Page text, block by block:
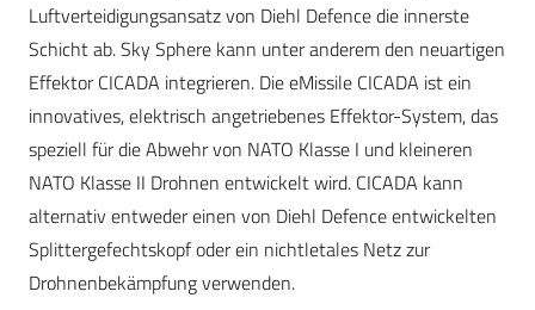
Luftverteidigungsansatz von Diehl Defence die innerste
Schicht ab. Sky Sphere kann unter anderem den neuartigen
Effektor CICADA integrieren. Die eMissile CICADA ist ein
innovatives, elektrisch angetriebenes Effektor-System, das
speziell für die Abwehr von NATO Klasse I und kleineren
NATO Klasse II Drohnen entwickelt wird. CICADA kann
alternativ entweder einen von Diehl Defence entwickelten
Splittergefechtskopf oder ein nichtletales Netz zur
Drohnenbekämpfung verwenden.